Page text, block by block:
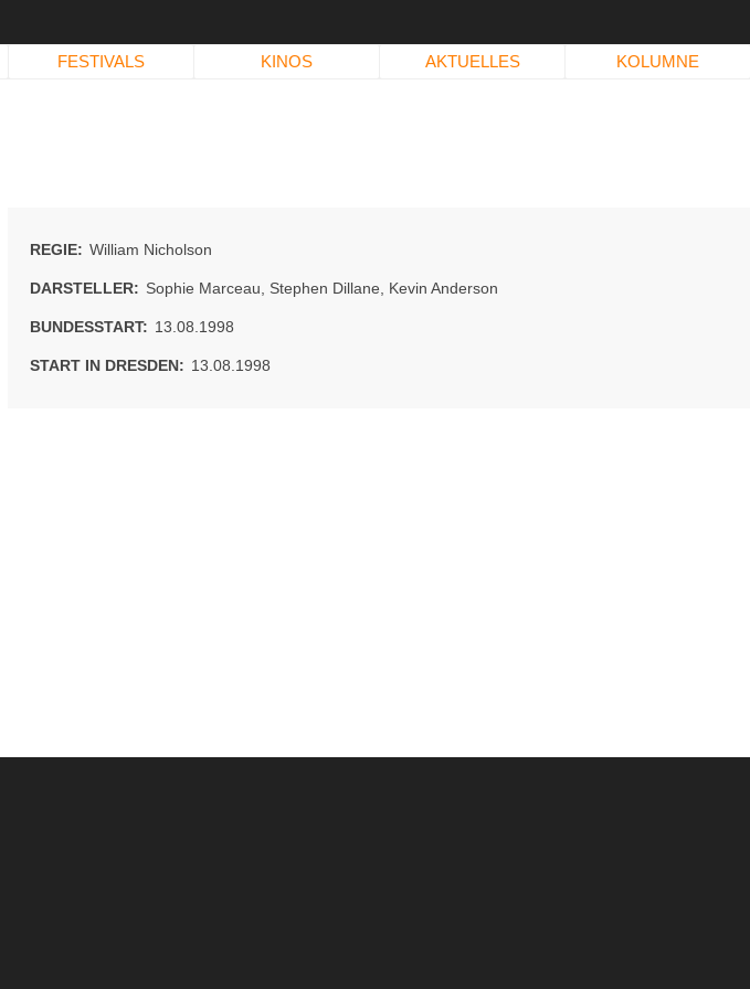
FESTIVALS KINOS AKTUELLES KOLUMNE
REGIE: William Nicholson
DARSTELLER: Sophie Marceau Stephen Dillane Kevin Anderson
BUNDESSTART: 13.08.1998
START IN DRESDEN: 13.08.1998